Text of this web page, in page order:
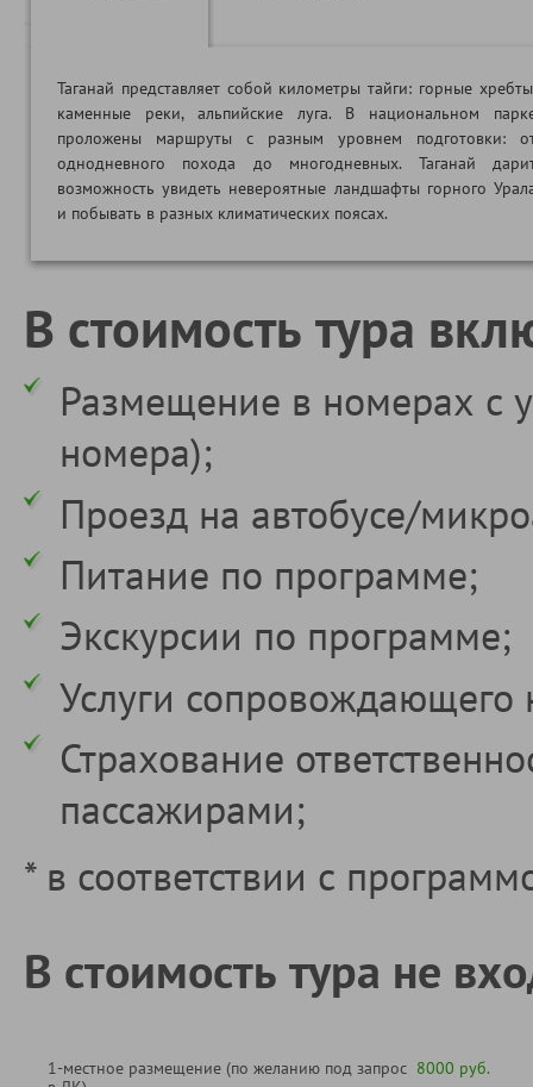
Таганай представляет собой километры тайги: горные
каменные реки, альпийские луга. В национальном
проложены маршруты с разным уровнем подготовки:
однодневного похода до многодневных. Таганай
возможность увидеть невероятные ландшафты горного
и побывать в разных климатических поясах.
В стоимость тура
Размещение в номерах с
номера);
Проезд на автобусе/
Питание по программе;
Экскурсии по программе;
Услуги сопровождающего
Страхование
пассажирами;
* в соответствии с
В стоимость тура не
1-местное размещение (по желанию под запрос 8000 руб.